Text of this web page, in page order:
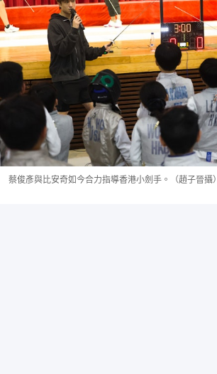
蔡俊彥與比安奇如今合力指導香港小劍手。（趙子晉攝）